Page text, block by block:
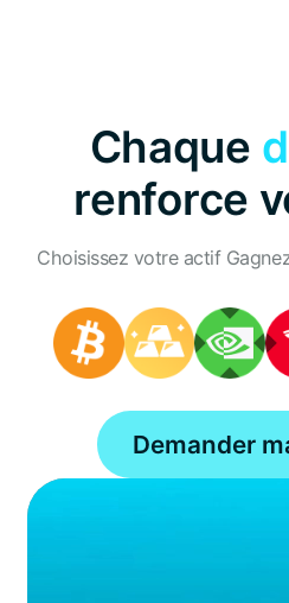
Chaque
renforce
Choisissez votre actif
Demander